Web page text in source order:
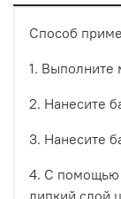
Способ
1. Выполните
2. Нанесите
3. Нанесите
4. С помощью
липкий слой